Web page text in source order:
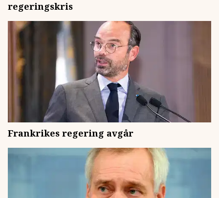
regeringskris
Frankrikes regering avgår